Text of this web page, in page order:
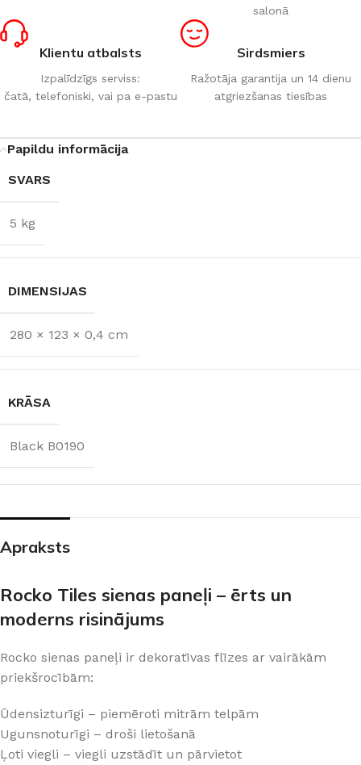
salonā
Klientu atbalsts
Izpalīdzīgs serviss:
čatā, telefoniski, vai pa e-pastu
Sirdsmiers
Ražotāja garantija un 14 dienu
atgriezšanas tiesības
Papildu informācija
SVARS
5 kg
DIMENSIJAS
280 × 123 × 0,4 cm
KRĀSA
Black B0190
Apraksts
Rocko Tiles sienas paneļi – ērts un
moderns risinājums
Rocko sienas paneļi ir dekoratīvas flīzes ar vairākām
priekšrocībām:
Ūdensizturīgi – piemēroti mitrām telpām
Ugunsnoturīgi – droši lietošanā
Ļoti viegli – viegli uzstādīt un pārvietot